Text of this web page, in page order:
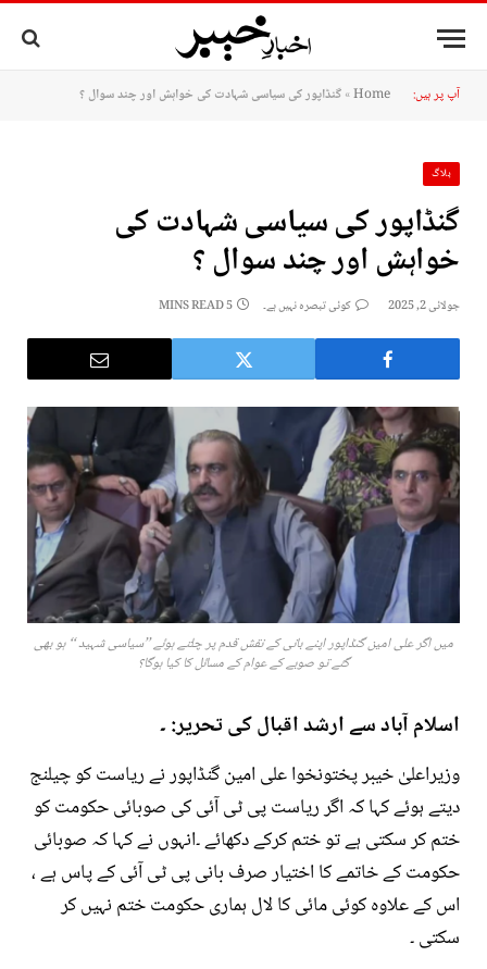
آپ پر ہیں: Home
»گنڈاپور کی سیاسی شہادت کی خواہش اور چند سوال ؟
بلاگ
گنڈاپور کی سیاسی شہادت کی
خواہش اور چند سوال ؟
جولائی 2, 2025 کوئی تبصرہ نہیں ہے۔ 5 MINS READ
میں اگر علی امین گنڈاپور اپنے بانی کے نقش قدم پر چلتے ہوئے ’’سیاسی شہید ‘‘ ہو بھی
گئے تو صوبے کے عوام کے مسائل کا کیا ہوگا؟
اسلام آباد سے ارشد اقبال کی تحریر: ۔
وزیراعلیٰ خیبر پختونخوا علی امین گنڈاپور نے ریاست کو چیلنج
دیتے ہوئے کہا کہ اگر ریاست پی ٹی آئی کی صوبائی حکومت کو
ختم کر سکتی ہے تو ختم کرکے دکھائے ۔انہوں نے کہا کہ صوبائی
حکومت کے خاتمے کا اختیار صرف بانی پی ٹی آئی کے پاس ہے ،
اس کے علاوہ کوئی مائی کا لال ہماری حکومت ختم نہیں کر
سکتی ۔